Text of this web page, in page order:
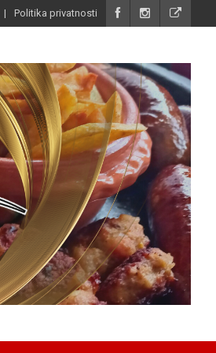
Politika privatnosti